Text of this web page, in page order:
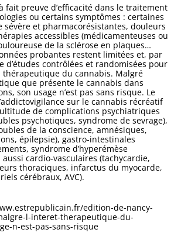
fait preuve d’efficacité dans le traitement
ou certains symptômes : certaines
sévère et pharmacorésistantes, douleurs
accessibles (médicamenteuses ou
de la sclérose en plaques…
probantes restent limitées et, par
d’études contrôlées et randomisées pour
thérapeutique du cannabis. Malgré
que présente le cannabis dans
son usage n’est pas sans risque. Le
sur le cannabis récréatif
de complications psychiatriques
psychotiques, syndrome de sevrage),
de la conscience, amnésiques,
épilepsie), gastro-intestinales
syndrome d’hyperémèse
cardio-vasculaires (tachycardie,
thoraciques, infarctus du myocarde,
cérébraux, AVC).
edition-de-nancy-
l-interet-therapeutique-du-
n-est-pas-sans-risque